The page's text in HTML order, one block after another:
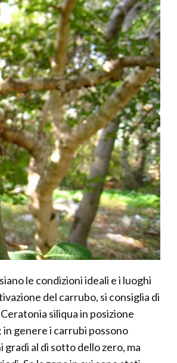
le condizioni ideali e i luoghi
del carrubo, si consiglia di
siliqua in posizione
genere i carrubi possono
al di sotto dello zero, ma